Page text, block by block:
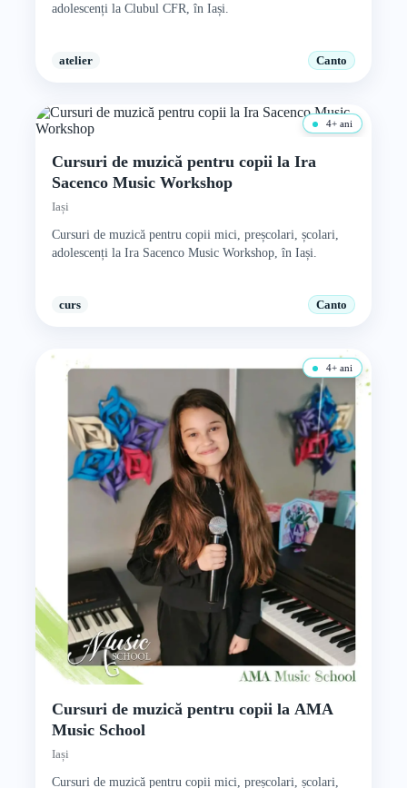
adolescenți la Clubul CFR, în Iași.
atelier Canto
4+ ani
Cursuri de muzică pentru copii la Ira
Sacenco Music Workshop
Iași
Cursuri de muzică pentru copii mici, preșcolari, școlari,
adolescenți la Ira Sacenco Music Workshop, în Iași.
curs Canto
4+ ani
Cursuri de muzică pentru copii la AMA
Music School
Iași
Cursuri de muzică pentru copii mici, preșcolari, școlari,